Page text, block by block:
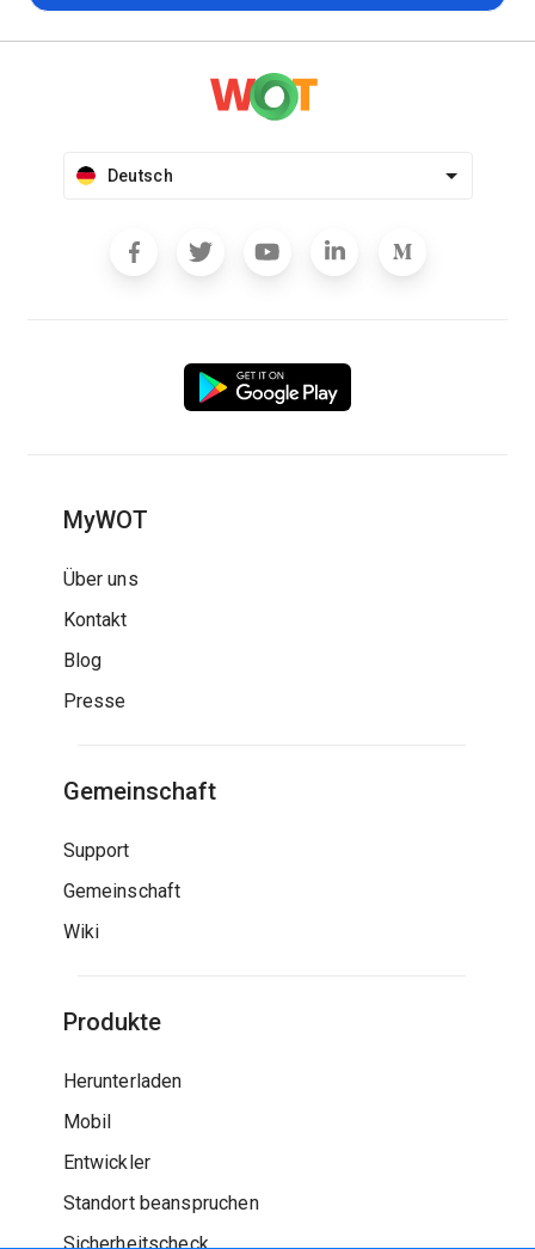
Deutsch
MyWOT
Über uns
Kontakt
Blog
Presse
Gemeinschaft
Support
Gemeinschaft
Wiki
Produkte
Herunterladen
Mobil
Entwickler
Standort beanspruchen
Sicherheitscheck